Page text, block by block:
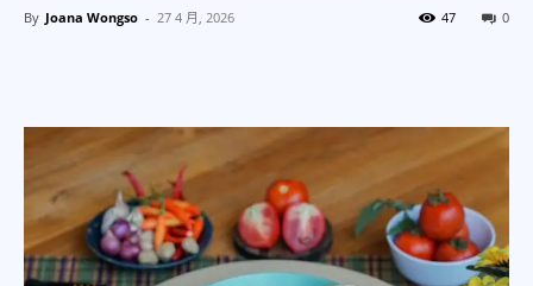
By Joana Wongso - 27 4 月, 2026 0
47